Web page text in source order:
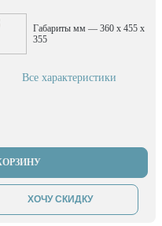
Габариты мм — 360 x 455 x
355
Все характеристики
ХОЧУ СКИДКУ